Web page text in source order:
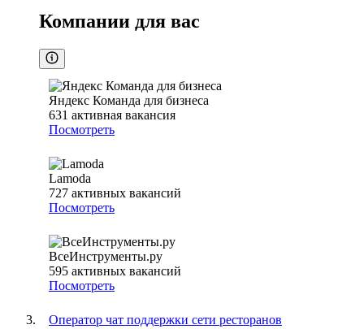
Компании для вас
Яндекс Команда для бизнеса
631 активная вакансия
Посмотреть
Lamoda
727 активных вакансий
Посмотреть
ВсеИнструменты.ру
595 активных вакансий
Посмотреть
Оператор чат поддержки сети ресторанов